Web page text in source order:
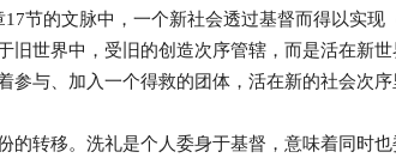
17节的文脉中，一个新社会透过基督而得以实现
旧世界中，受旧的创造次序管辖，而是活在新
参与、加入一个得救的团体，活在新的社会次序
的转移。洗礼是个人委身于基督，意味着同时